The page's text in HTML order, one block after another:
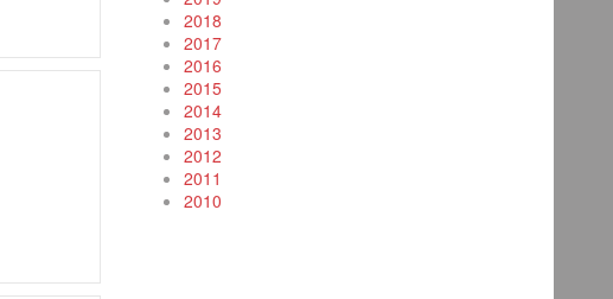
2018
2017
2016
2015
2014
2013
2012
2011
2010